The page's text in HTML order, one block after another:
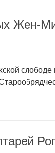
Жен-